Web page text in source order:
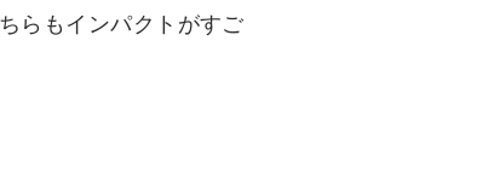
らもインパクトがすご